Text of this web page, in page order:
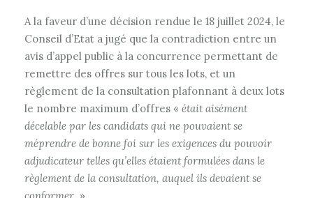
A la faveur d’une décision rendue le 18 juillet 2024, le
Conseil d’Etat a jugé que la contradiction entre un
avis d’appel public à la concurrence permettant de
remettre des offres sur tous les lots, et un
règlement de la consultation plafonnant à deux lots
le nombre maximum d’offres « était aisément
décelable par les candidats qui ne pouvaient se
méprendre de bonne foi sur les exigences du pouvoir
adjudicateur telles qu’elles étaient formulées dans le
règlement de la consultation, auquel ils devaient se